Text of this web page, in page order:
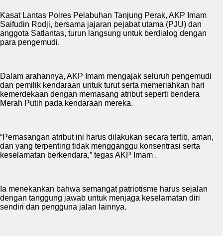
Kasat Lantas Polres Pelabuhan Tanjung Perak, AKP Imam
Saifudin Rodji, bersama jajaran pejabat utama (PJU) dan
anggota Satlantas, turun langsung untuk berdialog dengan
para pengemudi.
Dalam arahannya, AKP Imam mengajak seluruh pengemudi
dan pemilik kendaraan untuk turut serta memeriahkan hari
kemerdekaan dengan memasang atribut seperti bendera
Merah Putih pada kendaraan mereka.
“Pemasangan atribut ini harus dilakukan secara tertib, aman,
dan yang terpenting tidak mengganggu konsentrasi serta
keselamatan berkendara,” tegas AKP Imam .
Ia menekankan bahwa semangat patriotisme harus sejalan
dengan tanggung jawab untuk menjaga keselamatan diri
sendiri dan pengguna jalan lainnya.